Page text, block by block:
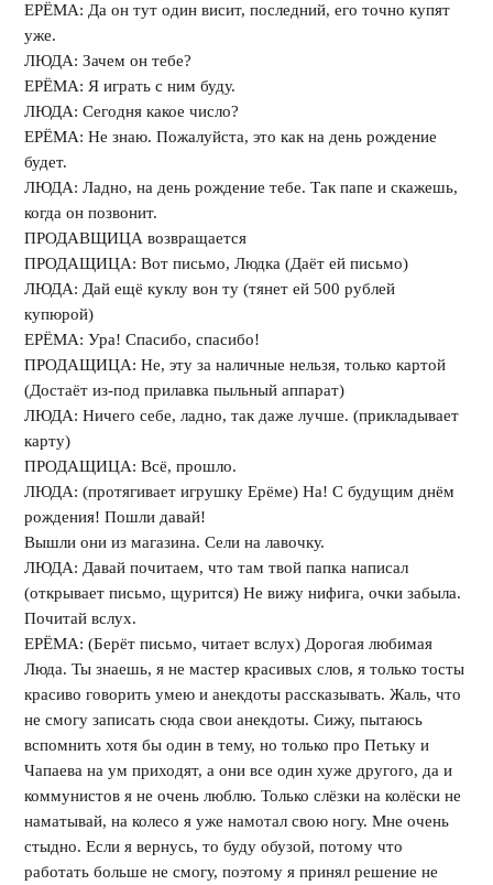
ЕРЁМА: Да он тут один висит, последний, его точно купят
уже.
ЛЮДА: Зачем он тебе?
ЕРЁМА: Я играть с ним буду.
ЛЮДА: Сегодня какое число?
ЕРЁМА: Не знаю. Пожалуйста, это как на день рождение
будет.
ЛЮДА: Ладно, на день рождение тебе. Так папе и скажешь,
когда он позвонит.
ПРОДАВЩИЦА возвращается
ПРОДАЩИЦА: Вот письмо, Людка (Даёт ей письмо)
ЛЮДА: Дай ещё куклу вон ту (тянет ей 500 рублей
купюрой)
ЕРЁМА: Ура! Спасибо, спасибо!
ПРОДАЩИЦА: Не, эту за наличные нельзя, только картой
(Достаёт из-под прилавка пыльный аппарат)
ЛЮДА: Ничего себе, ладно, так даже лучше. (прикладывает
карту)
ПРОДАЩИЦА: Всё, прошло.
ЛЮДА: (протягивает игрушку Ерёме) На! С будущим днём
рождения! Пошли давай!
Вышли они из магазина. Сели на лавочку.
ЛЮДА: Давай почитаем, что там твой папка написал
(открывает письмо, щурится) Не вижу нифига, очки забыла.
Почитай вслух.
ЕРЁМА: (Берёт письмо, читает вслух) Дорогая любимая
Люда. Ты знаешь, я не мастер красивых слов, я только тосты
красиво говорить умею и анекдоты рассказывать. Жаль, что
не смогу записать сюда свои анекдоты. Сижу, пытаюсь
вспомнить хотя бы один в тему, но только про Петьку и
Чапаева на ум приходят, а они все один хуже другого, да и
коммунистов я не очень люблю. Только слёзки на колёски не
наматывай, на колесо я уже намотал свою ногу. Мне очень
стыдно. Если я вернусь, то буду обузой, потому что
работать больше не смогу, поэтому я принял решение не